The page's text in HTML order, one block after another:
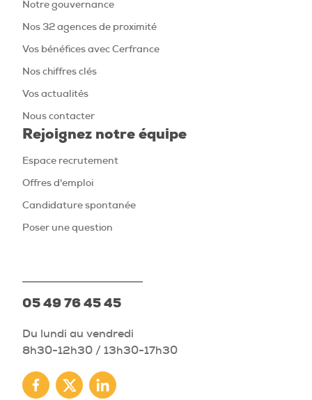
Notre gouvernance
Nos 32 agences de proximité
Vos bénéfices avec Cerfrance
Nos chiffres clés
Vos actualités
Nous contacter
Rejoignez notre équipe
Espace recrutement
Offres d'emploi
Candidature spontanée
Poser une question
05 49 76 45 45
Du lundi au vendredi
8h30-12h30 / 13h30-17h30
Facebook
TwitterLinkedin